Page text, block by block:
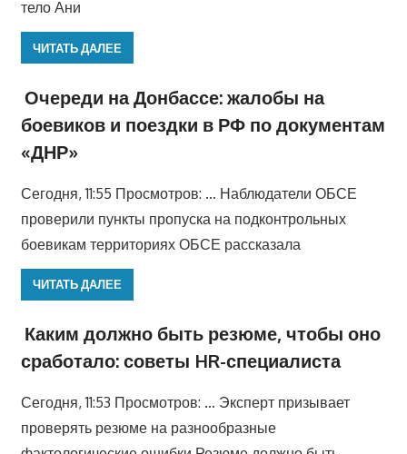
тело Ани
ЧИТАТЬ ДАЛЕЕ
Очереди на Донбассе: жалобы на
боевиков и поездки в РФ по документам
«ДНР»
Сегодня, 11:55 Просмотров: … Наблюдатели ОБСЕ
проверили пункты пропуска на подконтрольных
боевикам территориях ОБСЕ рассказала
ЧИТАТЬ ДАЛЕЕ
Каким должно быть резюме, чтобы оно
сработало: советы HR-специалиста
Сегодня, 11:53 Просмотров: … Эксперт призывает
проверять резюме на разнообразные